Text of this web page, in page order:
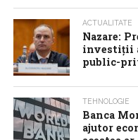
ACTUALITATE
Nazare:
investiții
public-
TEHNOLOGIE
Banca
ajutor